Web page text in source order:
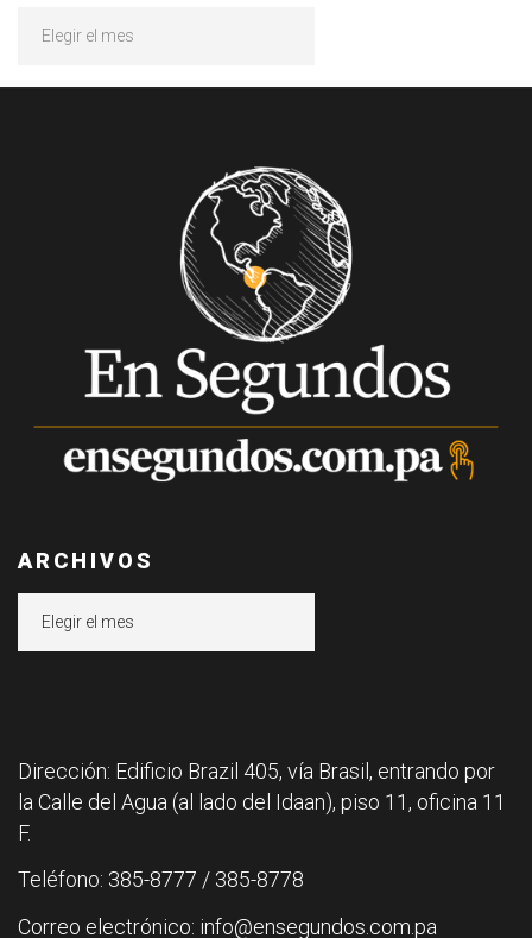
ARCHIVOS
Dirección: Edificio Brazil 405, vía Brasil, entrando por
la Calle del Agua (al lado del Idaan), piso 11, oficina 11
F.
Teléfono: 385-8777 / 385-8778
Correo electrónico: info@ensegundos.com.pa